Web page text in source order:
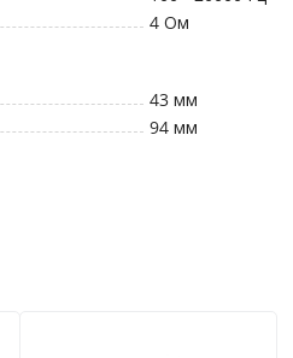
4 Ом
43 мм
94 мм